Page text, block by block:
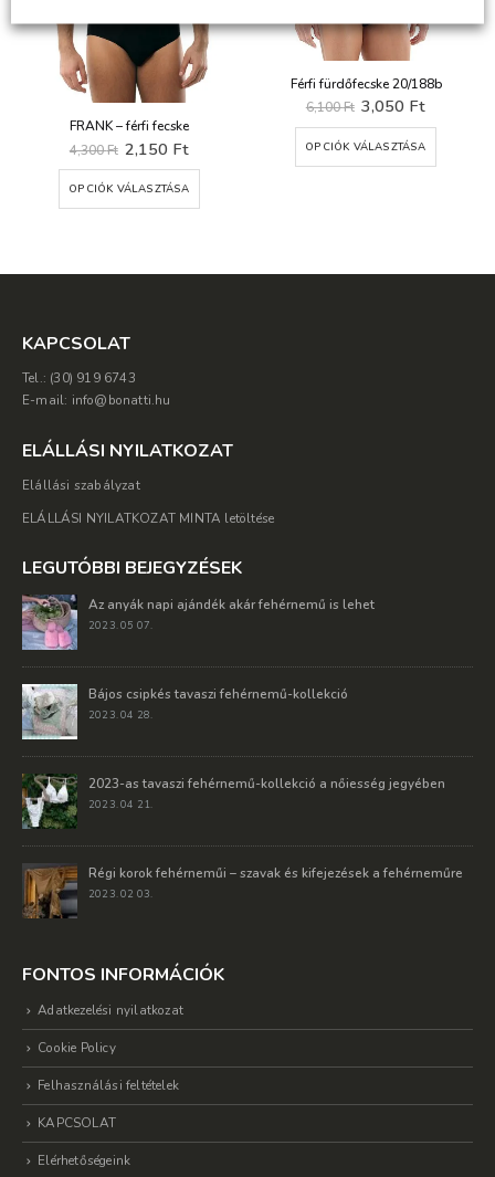
FRANK – férfi fecske
4,300Ft Original
price
was:
4,300 Ft.
2,150 FtCurrent
2,150 Ft.
OPCIÓK VÁLASZTÁSA
Ennek a terméknek több variációja van. A változatok a termékoldalon választhatók ki
Férfi fürdőfecske 20/188b
6,100Ft Original
price
was:
6,100 Ft.
3,050 FtCurrent
3,050 Ft.
OPCIÓK VÁLASZTÁSA
Ennek a terméknek több variációja van. A változatok a termékoldalon választhatók ki
KAPCSOLAT
Tel.: (30) 919 6743
E-mail: info@bonatti.hu
ELÁLLÁSI NYILATKOZAT
Elállási szabályzat
ELÁLLÁSI NYILATKOZAT MINTA letöltése
LEGUTÓBBI BEJEGYZÉSEK
Az anyák napi ajándék akár fehérnemű is lehet
2023. 05 07.
Bájos csipkés tavaszi fehérnemű-kollekció
2023. 04 28.
2023-as tavaszi fehérnemű-kollekció a nőiesség jegyében
2023. 04 21.
Régi korok fehérneműi – szavak és kifejezések a fehérneműre
2023. 02 03.
FONTOS INFORMÁCIÓK
Adatkezelési nyilatkozat
Cookie Policy
Felhasználási feltételek
KAPCSOLAT
Elérhetőségeink